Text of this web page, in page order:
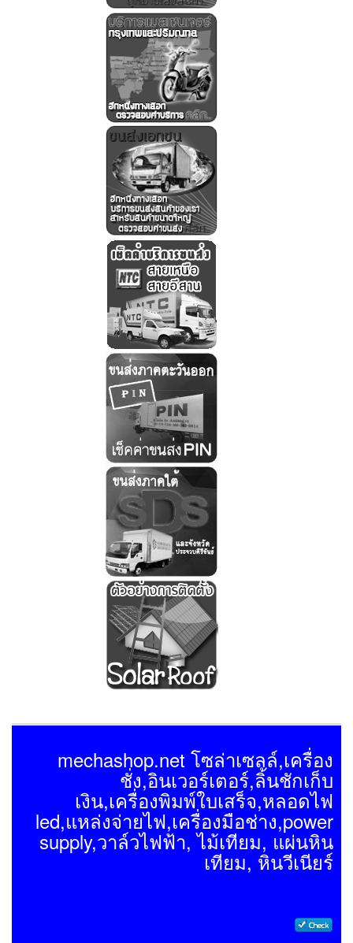
mechashop.net โซล่าเซลล์,เครื่อง
ชั่ง,อินเวอร์เตอร์,ลิ้นชักเก็บ
เงิน,เครื่องพิมพ์ใบเสร็จ,หลอดไฟ
led,แหล่งจ่ายไฟ,เครื่องมือช่าง,power
supply,วาล์วไฟฟ้า, ไม้เทียม, แผ่นหิน
เทียม, หินวีเนียร์